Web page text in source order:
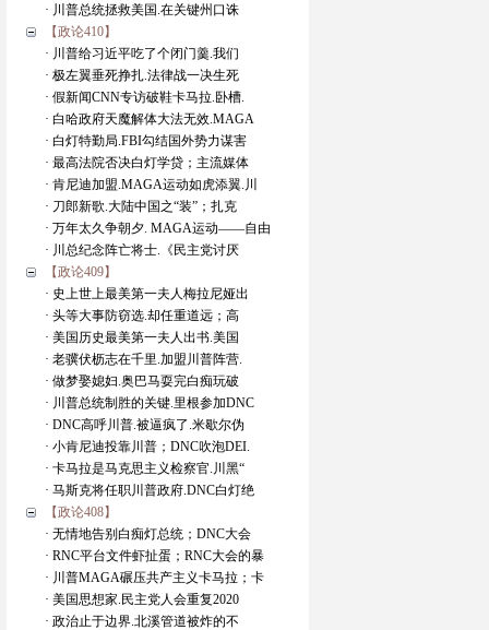
· 川普总统拯救美国.在关键州口诛
【政论410】
· 川普给习近平吃了个闭门羹.我们
· 极左翼垂死挣扎.法律战一决生死
· 假新闻CNN专访破鞋卡马拉.卧槽.
· 白哈政府天魔解体大法无效.MAGA
· 白灯特勤局.FBI勾结国外势力谋害
· 最高法院否决白灯学贷；主流媒体
· 肯尼迪加盟.MAGA运动如虎添翼.川
· 刀郎新歌.大陆中国之“装”；扎克
· 万年太久争朝夕. MAGA运动——自由
· 川总纪念阵亡将士.《民主党讨厌
【政论409】
· 史上世上最美第一夫人梅拉尼娅出
· 头等大事防窃选.却任重道远；高
· 美国历史最美第一夫人出书.美国
· 老骥伏枥志在千里.加盟川普阵营.
· 做梦娶媳妇.奥巴马耍完白痴玩破
· 川普总统制胜的关键.里根参加DNC
· DNC高呼川普.被逼疯了.米歇尔伪
· 小肯尼迪投靠川普；DNC吹泡DEI.
· 卡马拉是马克思主义检察官.川黑“
· 马斯克将任职川普政府.DNC白灯绝
【政论408】
· 无情地告别白痴灯总统；DNC大会
· RNC平台文件虾扯蛋；RNC大会的暴
· 川普MAGA碾压共产主义卡马拉；卡
· 美国思想家.民主党人会重复2020
· 政治止于边界.北溪管道被炸的不